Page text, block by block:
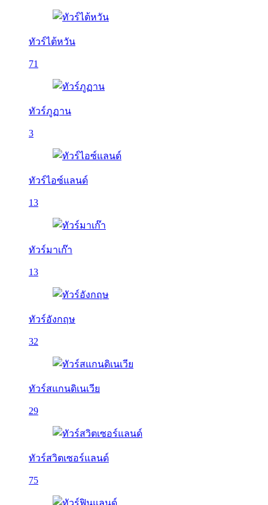
ทัวร์ไต้หวัน
71
ทัวร์ภูฏาน
3
ทัวร์ไอซ์แลนด์
13
ทัวร์มาเก๊า
13
ทัวร์อังกฤษ
32
ทัวร์สแกนดิเนเวีย
29
ทัวร์สวิตเซอร์แลนด์
75